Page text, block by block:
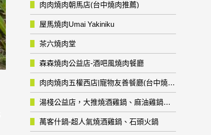
肉肉燒肉朝馬店(台中燒肉推薦)
屋馬燒肉Umai Yakiniku
茶六燒肉堂
森森燒肉公益店-酒吧風燒肉餐廳
肉肉燒肉五權西店|寵物友善餐廳(台中燒肉推薦)
湯棧公益店，大推燒酒雞鍋、麻油雞鍋暖暖有夠補
萬客什鍋-超人氣燒酒雞鍋、石頭火鍋